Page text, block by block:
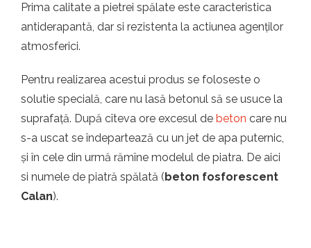
Prima calitate a pietrei spălate este caracteristica
antiderapantă, dar si rezistenta la actiunea agenților
atmosferici.
Pentru realizarea acestui produs se foloseste o
solutie specială, care nu lasă betonul să se usuce la
suprafață. După cîteva ore excesul de beton care nu
s-a uscat se îndepartează cu un jet de apa puternic,
și în cele din urmă rămîne modelul de piatra. De aici
si numele de piatră spălată (beton fosforescent
Calan).